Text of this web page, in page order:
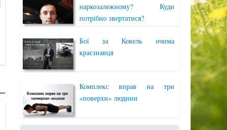
наркозалежному? Куди
потрібно звертатися?
Бої за Ковель очима
краєзнавця
Комплекс вправ на три
«поверхи» людини